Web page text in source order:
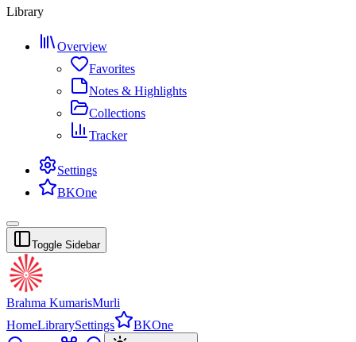
Library
Overview
Favorites
Notes & Highlights
Collections
Tracker
Settings
BKOne
Toggle Sidebar
Brahma KumarisMurli
HomeLibrarySettings
BKOne